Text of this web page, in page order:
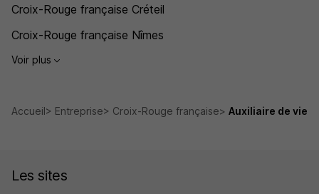
Croix-Rouge française Créteil
Croix-Rouge française Nîmes
Voir plus
Accueil Entreprise Croix-Rouge française Auxiliaire de vie
Les sites